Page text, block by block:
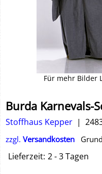
Für mehr Bilder
Burda Karnevals-
Stoffhaus Kepper
zzgl. Versandkosten
Lieferzeit: 2 - 3 Tagen